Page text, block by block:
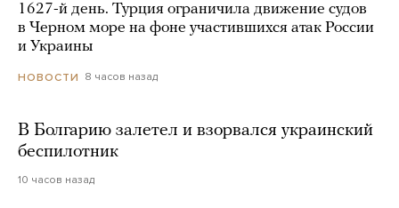
1627-й день. Турция ограничила движение судов
в Черном море на фоне участившихся атак России
и Украины
НОВОСТИ 8 часов назад
В Болгарию залетел и взорвался украинский
беспилотник
10 часов назад